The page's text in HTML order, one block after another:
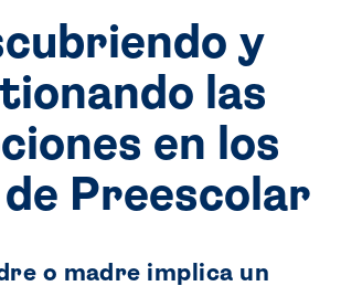
y
las
en los
Preescolar
o madre implica un